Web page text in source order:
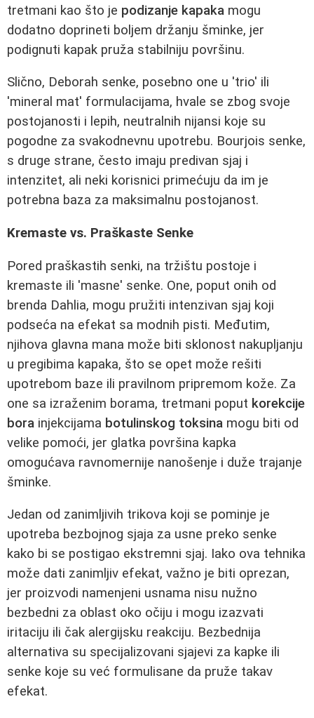
tretmani kao što je podizanje kapaka mogu
dodatno doprineti boljem držanju šminke, jer
podignuti kapak pruža stabilniju površinu.
Slično, Deborah senke, posebno one u 'trio' ili
'mineral mat' formulacijama, hvale se zbog svoje
postojanosti i lepih, neutralnih nijansi koje su
pogodne za svakodnevnu upotrebu. Bourjois senke,
s druge strane, često imaju predivan sjaj i
intenzitet, ali neki korisnici primećuju da im je
potrebna baza za maksimalnu postojanost.
Kremaste vs. Praškaste Senke
Pored praškastih senki, na tržištu postoje i
kremaste ili 'masne' senke. One, poput onih od
brenda Dahlia, mogu pružiti intenzivan sjaj koji
podseća na efekat sa modnih pisti. Međutim,
njihova glavna mana može biti sklonost nakupljanju
u pregibima kapaka, što se opet može rešiti
upotrebom baze ili pravilnom pripremom kože. Za
one sa izraženim borama, tretmani poput korekcije
bora injekcijama botulinskog toksina mogu biti od
velike pomoći, jer glatka površina kapka
omogućava ravnomernije nanošenje i duže trajanje
šminke.
Jedan od zanimljivih trikova koji se pominje je
upotreba bezbojnog sjaja za usne preko senke
kako bi se postigao ekstremni sjaj. Iako ova tehnika
može dati zanimljiv efekat, važno je biti oprezan,
jer proizvodi namenjeni usnama nisu nužno
bezbedni za oblast oko očiju i mogu izazvati
iritaciju ili čak alergijsku reakciju. Bezbednija
alternativa su specijalizovani sjajevi za kapke ili
senke koje su već formulisane da pruže takav
efekat.